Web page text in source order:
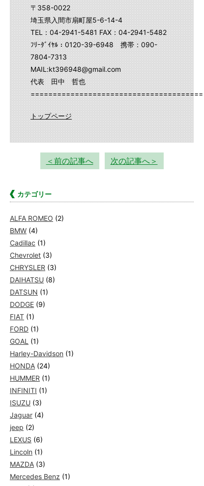
〒358-0022
埼玉県入間市扇町屋5-6-14-4
TEL：04-2941-5481 FAX：04-2941-5482
ﾌﾘｰﾀﾞｲﾔﾙ：0120-39-6948 携帯：090-
7804-7313
MAIL:kt396948@gmail.com
代表 田中 哲也
トップページ
＜前の記事へ 次の記事へ＞
カテゴリー
ALFA ROMEO (2)
BMW (4)
Cadillac (1)
Chevrolet (3)
CHRYSLER (3)
DAIHATSU (8)
DATSUN (1)
DODGE (9)
FIAT (1)
FORD (1)
GOAL (1)
Harley-Davidson (1)
HONDA (24)
HUMMER (1)
INFINITI (1)
ISUZU (3)
Jaguar (4)
jeep (2)
LEXUS (6)
Lincoln (1)
MAZDA (3)
Mercedes Benz (1)